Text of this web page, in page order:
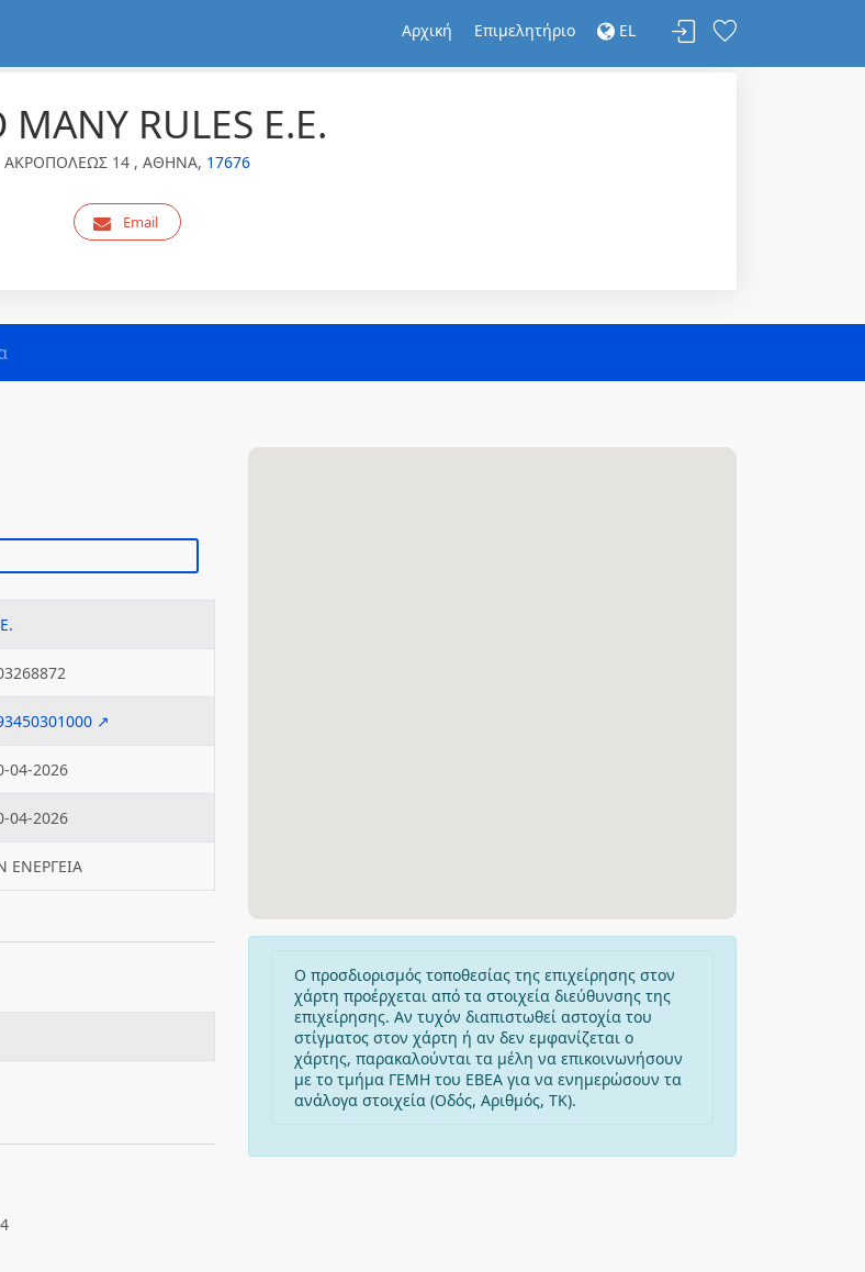
Αρχική Επιμελητήριο EL
MANY RULES Ε.Ε.
ΑΚΡΟΠΟΛΕΩΣ 14 , ΑΘΗΝΑ, 17676
Email
↗
04-2026
04-2026
ΕΝΕΡΓΕΙΑ
Ο προσδιορισμός τοποθεσίας της επιχείρησης στον
χάρτη προέρχεται από τα στοιχεία διεύθυνσης της
επιχείρησης. Αν τυχόν διαπιστωθεί αστοχία του
στίγματος στον χάρτη ή αν δεν εμφανίζεται ο
χάρτης, παρακαλούνται τα μέλη να επικοινωνήσουν
με το τμήμα ΓΕΜΗ του ΕΒΕΑ για να ενημερώσουν τα
ανάλογα στοιχεία (Οδός, Αριθμός, ΤΚ).